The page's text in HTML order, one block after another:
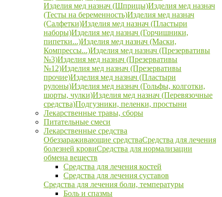
Изделия мед назнач (Шприцы)Изделия мед назнач
(Тесты на беременность)Изделия мед назнач
(Салфетки)Изделия мед назнач (Пластыри
наборы)Изделия мед назнач (Горчишники,
пипетки...)Изделия мед назнач (Маски,
Компрессы...)Изделия мед назнач (Презервативы
№3)Изделия мед назнач (Презервативы
№12)Изделия мед назнач (Презервативы
прочие)Изделия мед назнач (Пластыри
рулоны)Изделия мед назнач (Гольфы, колготки,
шорты, чулки)Изделия мед назнач (Перевязочные
средства)Подгузники, пеленки, простыни
Лекарственные травы, сборы
Питательные смеси
Лекарственные средства
Обеззараживающие средстваСредства для лечения
болезней кровиСредства для нормализации
обмена веществ
Средства для лечения костей
Средства для лечения суставов
Средства для лечения боли, температуры
Боль и спазмы